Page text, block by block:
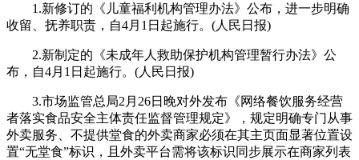
1.新修订的《儿童福利机构管理办法》公布，进一步明确
收留、抚养职责，自4月1日起施行。(人民日报)
2.新制定的《未成年人救助保护机构管理暂行办法》公
布，自4月1日起施行。(人民日报)
3.市场监管总局2月26日晚对外发布《网络餐饮服务经营
者落实食品安全主体责任监督管理规定》，规定明确专门从事
外卖服务、不提供堂食的外卖商家必须在其主页面显著位置设
置“无堂食”标识，且外卖平台需将该标识同步展示在商家列表